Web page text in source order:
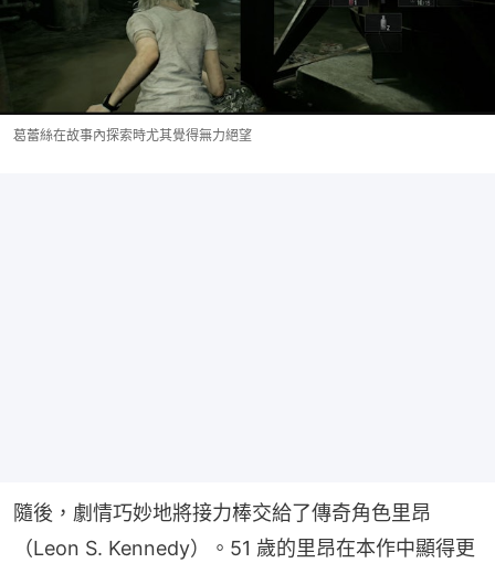
葛蕾絲在故事內探索時尤其覺得無力絕望
隨後，劇情巧妙地將接力棒交給了傳奇角色里昂
（Leon S. Kennedy）。51 歲的里昂在本作中顯得更